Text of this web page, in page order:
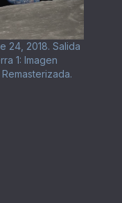
24, 2018. Salida
1: Imagen